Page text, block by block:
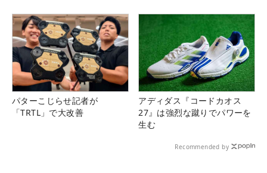
パターこじらせ記者が
「TRTL」で大改善
アディダス『コードカオス
27』は強烈な蹴りでパワーを
生む
Recommended by